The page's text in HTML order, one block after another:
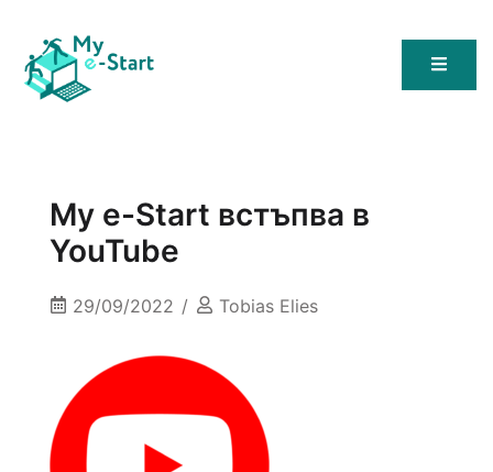
My e-Start встъпва в
YouTube
29/09/2022 Tobias Elies